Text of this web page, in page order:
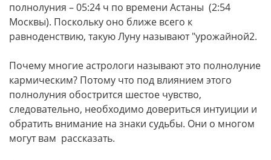
полнолуния – 05:24 ч по времени Астаны (2:54
Москвы). Поскольку оно ближе всего к
равноденствию, такую Луну называют "урожайной2.
Почему многие астрологи называют это полнолуние
кармическим? Потому что под влиянием этого
полнолуния обострится шестое чувство,
следовательно, необходимо довериться интуиции и
обратить внимание на знаки судьбы. Они о многом
могут вам рассказать.